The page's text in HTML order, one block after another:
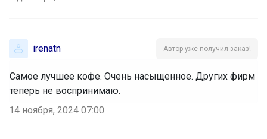
irenatn Автор уже получил заказ!
Самое лучшее кофе. Очень насыщенное. Других фирм
теперь не воспринимаю.
14 ноября, 2024 07:00